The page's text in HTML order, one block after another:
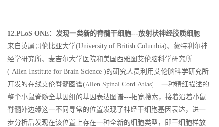
12.PLoS ONE：发现一类新的脊髓干细胞---放射状神经胶质细胞
来自英属哥伦比亚大学(University of British Columbia)、蒙特利尔神
经学研究所、麦吉尔大学医院和美国西雅图艾伦脑科学研究所
( Allen Institute for Brain Science )的研究人员利用艾伦脑科学研究所
开发的在线艾伦脊髓图谱(Allen Spinal Cord Atlas)---一种精细描述的
整个小鼠脊髓全基因组的基因表达图谱---拓宽搜索，接着沿着小鼠
脊髓外边缘这一不同寻常的位置发现了神经干细胞基因表达，进一
步分析后发现在该位置上存在一种全新的细胞类型，即干细胞样放